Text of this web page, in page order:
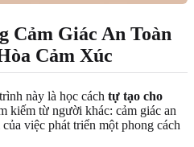
Cảm Giác An Toàn
Cảm Xúc
này là học cách tự tạo cho
kiếm từ người khác: cảm giác an
việc phát triển một phong cách